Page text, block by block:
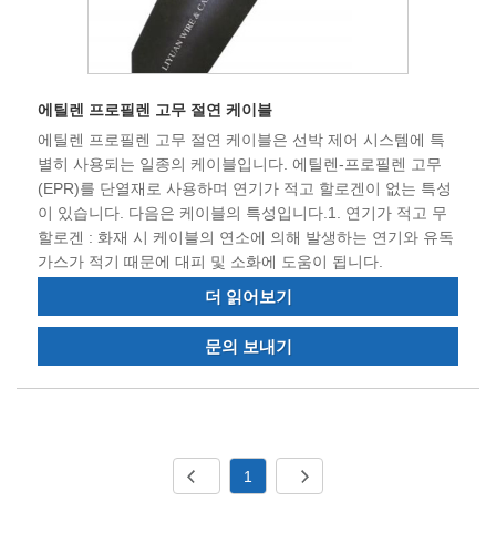
에틸렌 프로필렌 고무 절연 케이블
에틸렌 프로필렌 고무 절연 케이블은 선박 제어 시스템에 특
별히 사용되는 일종의 케이블입니다. 에틸렌-프로필렌 고무
(EPR)를 단열재로 사용하며 연기가 적고 할로겐이 없는 특성
이 있습니다. 다음은 케이블의 특성입니다.1. 연기가 적고 무
할로겐 : 화재 시 케이블의 연소에 의해 발생하는 연기와 유독
가스가 적기 때문에 대피 및 소화에 도움이 됩니다.
더 읽어보기
문의 보내기
1